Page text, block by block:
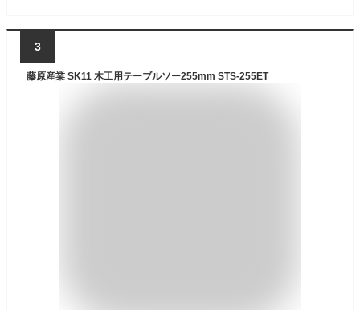
3
藤原産業 SK11 木工用テーブルソー255mm STS-255ET